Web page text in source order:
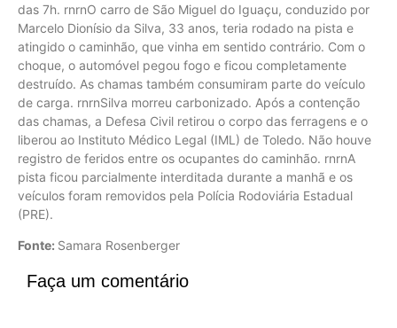
das 7h. rnrnO carro de São Miguel do Iguaçu, conduzido por
Marcelo Dionísio da Silva, 33 anos, teria rodado na pista e
atingido o caminhão, que vinha em sentido contrário. Com o
choque, o automóvel pegou fogo e ficou completamente
destruído. As chamas também consumiram parte do veículo
de carga. rnrnSilva morreu carbonizado. Após a contenção
das chamas, a Defesa Civil retirou o corpo das ferragens e o
liberou ao Instituto Médico Legal (IML) de Toledo. Não houve
registro de feridos entre os ocupantes do caminhão. rnrnA
pista ficou parcialmente interditada durante a manhã e os
veículos foram removidos pela Polícia Rodoviária Estadual
(PRE).
Fonte: Samara Rosenberger
Faça um comentário